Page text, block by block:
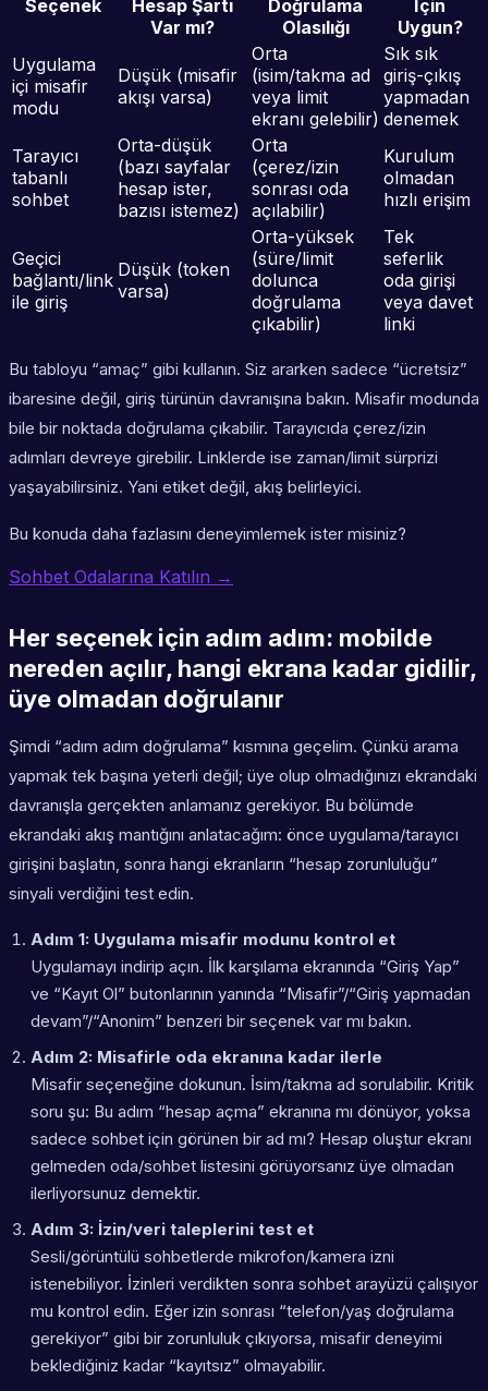
Seçenek
Hesap Şartı
Var mı?
Doğrulama
Olasılığı
İçin
Uygun?
Uygulama
içi misafir
modu
Düşük (misafir
akışı varsa)
Orta
(isim/takma ad
veya limit
ekranı gelebilir)
Sık sık
giriş-çıkış
yapmadan
denemek
Tarayıcı
tabanlı
sohbet
Orta-düşük
(bazı sayfalar
hesap ister,
bazısı istemez)
Orta
(çerez/izin
sonrası oda
açılabilir)
Kurulum
olmadan
hızlı erişim
Geçici
bağlantı/link
ile giriş
Düşük (token
varsa)
Orta-yüksek
(süre/limit
dolunca
doğrulama
çıkabilir)
Tek
seferlik
oda girişi
veya davet
linki
Bu tabloyu “amaç” gibi kullanın. Siz ararken sadece “ücretsiz”
ibaresine değil, giriş türünün davranışına bakın. Misafir modunda
bile bir noktada doğrulama çıkabilir. Tarayıcıda çerez/izin
adımları devreye girebilir. Linklerde ise zaman/limit sürprizi
yaşayabilirsiniz. Yani etiket değil, akış belirleyici.
Bu konuda daha fazlasını deneyimlemek ister misiniz?
Sohbet Odalarına Katılın →
Her seçenek için adım adım: mobilde
nereden açılır, hangi ekrana kadar gidilir,
üye olmadan doğrulanır
Şimdi “adım adım doğrulama” kısmına geçelim. Çünkü arama
yapmak tek başına yeterli değil; üye olup olmadığınızı ekrandaki
davranışla gerçekten anlamanız gerekiyor. Bu bölümde
ekrandaki akış mantığını anlatacağım: önce uygulama/tarayıcı
girişini başlatın, sonra hangi ekranların “hesap zorunluluğu”
sinyali verdiğini test edin.
Adım 1: Uygulama misafir modunu kontrol et
Uygulamayı indirip açın. İlk karşılama ekranında “Giriş Yap”
ve “Kayıt Ol” butonlarının yanında “Misafir”/“Giriş yapmadan
devam”/“Anonim” benzeri bir seçenek var mı bakın.
Adım 2: Misafirle oda ekranına kadar ilerle
Misafir seçeneğine dokunun. İsim/takma ad sorulabilir. Kritik
soru şu: Bu adım “hesap açma” ekranına mı dönüyor, yoksa
sadece sohbet için görünen bir ad mı? Hesap oluştur ekranı
gelmeden oda/sohbet listesini görüyorsanız üye olmadan
ilerliyorsunuz demektir.
Adım 3: İzin/veri taleplerini test et
Sesli/görüntülü sohbetlerde mikrofon/kamera izni
istenebiliyor. İzinleri verdikten sonra sohbet arayüzü çalışıyor
mu kontrol edin. Eğer izin sonrası “telefon/yaş doğrulama
gerekiyor” gibi bir zorunluluk çıkıyorsa, misafir deneyimi
beklediğiniz kadar “kayıtsız” olmayabilir.